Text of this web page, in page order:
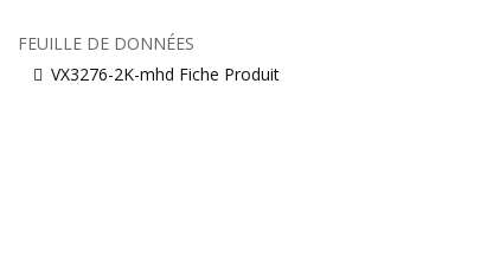
FEUILLE DE DONNÉES
VX3276-2K-mhd Fiche Produit